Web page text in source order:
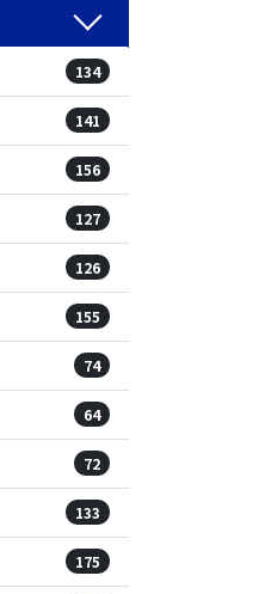
134
141
156
127
126
155
74
64
72
133
175